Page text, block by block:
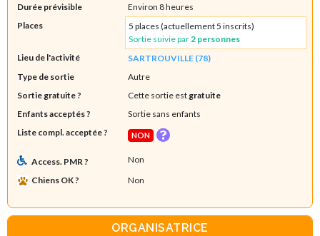
Durée prévisible
Environ 8 heures
Places
5 places (actuellement 5 inscrits)
Sortie suivie par 2 personnes
Lieu de l'activité
SARTROUVILLE (78)
Type de sortie
Autre
Sortie gratuite ?
Cette sortie est gratuite
Enfants acceptés ?
Sortie sans enfants
Liste compl. acceptée ?
NON
Access. PMR ?
Non
Chiens OK ?
Non
ORGANISATRICE